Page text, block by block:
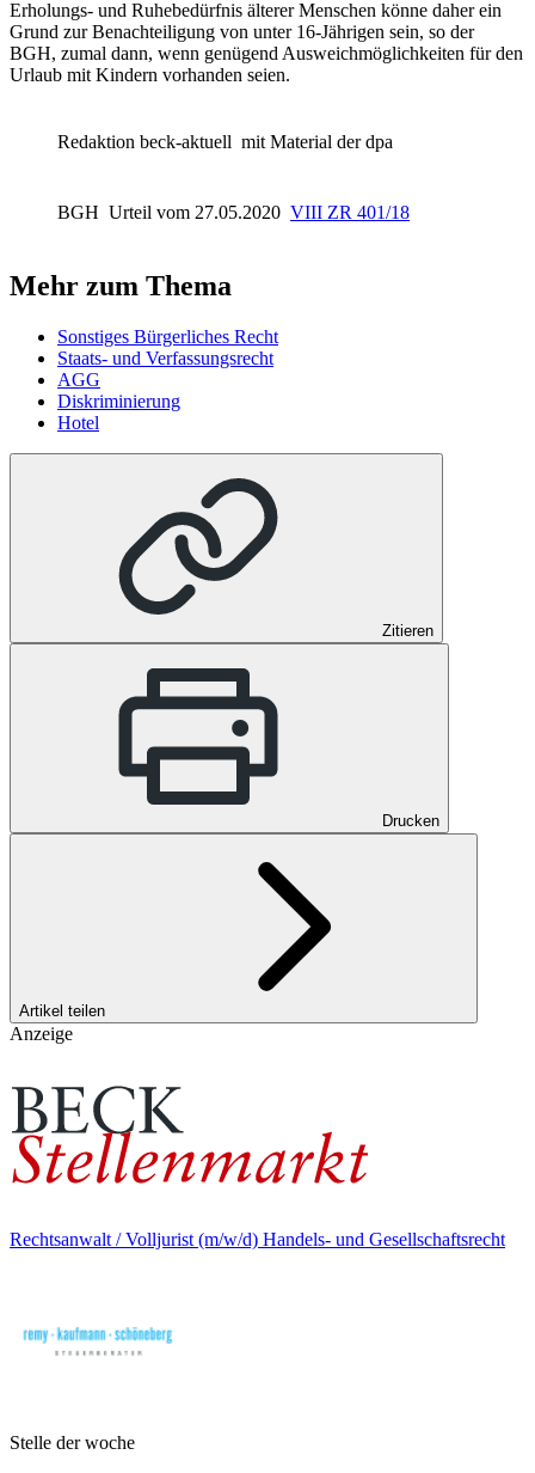
Erholungs- und Ruhebedürfnis älterer Menschen könne daher ein
Grund zur Benachteiligung von unter 16-Jährigen sein, so der
BGH, zumal dann, wenn genügend Ausweichmöglichkeiten für den
Urlaub mit Kindern vorhanden seien.
Redaktion beck-aktuell mit Material der dpa
BGH Urteil vom 27.05.2020 VIII ZR 401/18
Mehr zum Thema
Sonstiges Bürgerliches Recht
Staats- und Verfassungsrecht
AGG
Diskriminierung
Hotel
Zitieren
Drucken
Artikel teilen
Anzeige
Rechtsanwalt / Volljurist (m/w/d) Handels- und Gesellschaftsrecht
Stelle der woche